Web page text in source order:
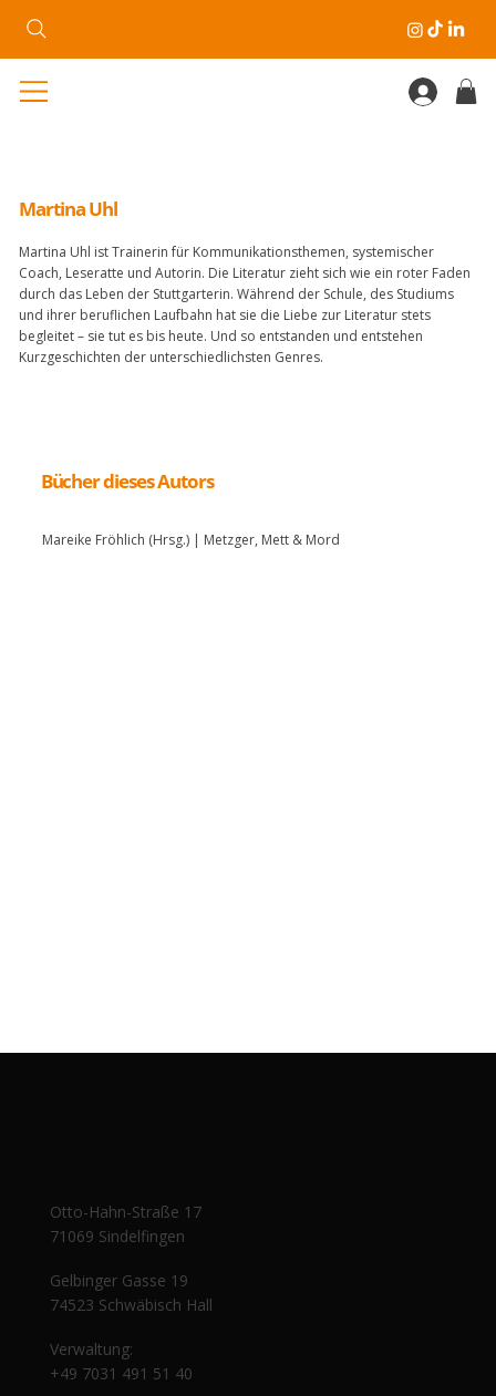
Martina Uhl
Martina Uhl ist Trainerin für Kommunikationsthemen, systemischer
Coach, Leseratte und Autorin. Die Literatur zieht sich wie ein roter Faden
durch das Leben der Stuttgarterin. Während der Schule, des Studiums
und ihrer beruflichen Laufbahn hat sie die Liebe zur Literatur stets
begleitet – sie tut es bis heute. Und so entstanden und entstehen
Kurzgeschichten der unterschiedlichsten Genres.
Mareike Fröhlich (Hrsg.) | Metzger, Mett & Mord
Bücher dieses Autors
Otto-Hahn-Straße 17
71069 Sindelfingen
Gelbinger Gasse 19
74523 Schwäbisch Hall
Verwaltung:
+49 7031 491 51 40